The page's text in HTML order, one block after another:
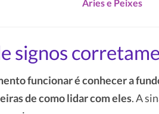
Áries e Peixes
signos
funcionar é conhecer a
de como lidar com eles. A